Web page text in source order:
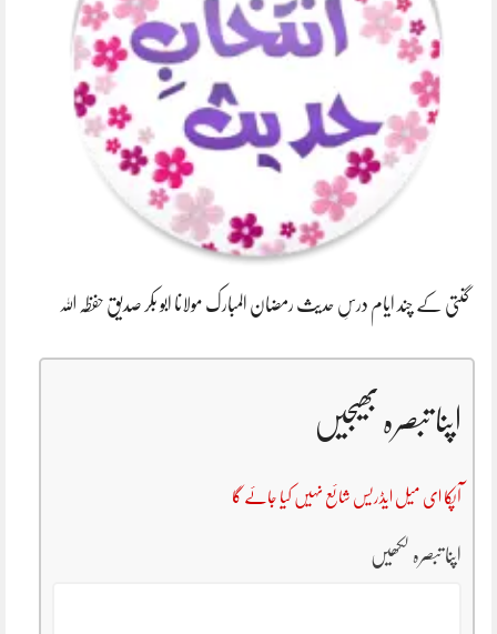
گنتی کے چند ایام درسِ حدیث رمضان المبارک مولانا ابو بکر صدیق حفظہ اللہ
اپنا تبصرہ بھیجیں
آپکا ای میل ایڈریس شائع نہیں کیا جائے گا
اپنا تبصرہ لکھیں